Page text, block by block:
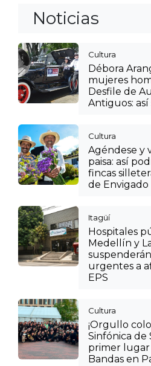
Noticias
Cultura
Débora
mujeres
Desfile de
Antiguos:
Cultura
Agéndese y
paisa: así
fincas
de Envigado
Itagüí
Hospitales
Medellín y
urgentes a
EPS
Cultura
¡Orgullo
Sinfónica de
primer
Bandas en